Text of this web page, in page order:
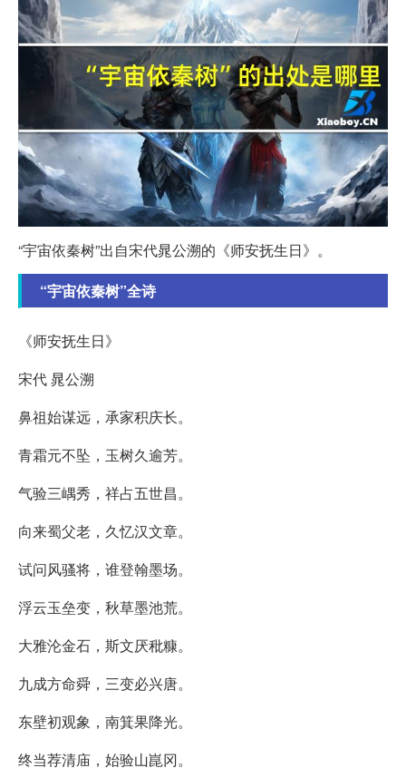
“宇宙依秦树”出自宋代晁公溯的《师安抚生日》。
“宇宙依秦树”全诗
《师安抚生日》
宋代 晁公溯
鼻祖始谋远，承家积庆长。
青霜元不坠，玉树久逾芳。
气验三嵎秀，祥占五世昌。
向来蜀父老，久忆汉文章。
试问风骚将，谁登翰墨场。
浮云玉垒变，秋草墨池荒。
大雅沦金石，斯文厌秕糠。
九成方命舜，三变必兴唐。
东壁初观象，南箕果降光。
终当荐清庙，始验山崑冈。